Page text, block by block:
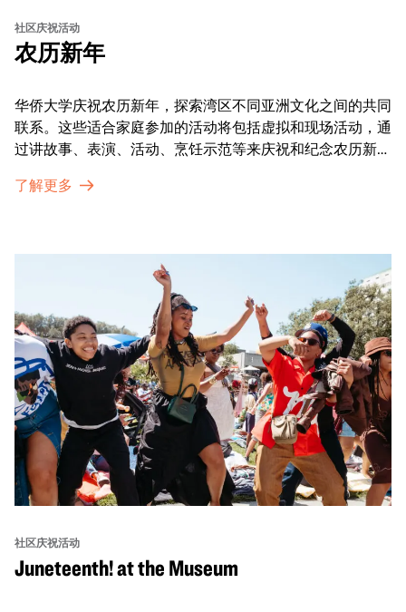
社区庆祝活动
农历新年
华侨大学庆祝农历新年，探索湾区不同亚洲文化之间的共同
联系。这些适合家庭参加的活动将包括虚拟和现场活动，通
过讲故事、表演、活动、烹饪示范等来庆祝和纪念农历新年
通过亲身参与和虚拟的治疗圈来相互支持。
了解更多
社区庆祝活动
Juneteenth! at the Museum